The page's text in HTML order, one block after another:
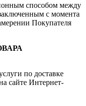
способом между
с момента
Покупателя
по доставке
сайте Интернет-